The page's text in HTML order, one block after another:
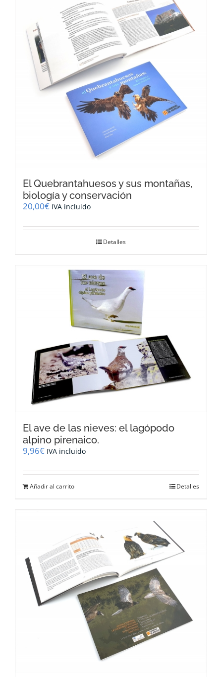
El Quebrantahuesos y sus montañas,
biología y conservación
20,00€ IVA incluido
Detalles
El ave de las nieves: el lagópodo
alpino pirenaico.
9,96€ IVA incluido
Añadir al carrito Detalles